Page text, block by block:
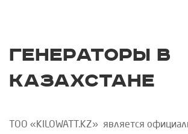
Генераторы в
Казахстане
ТОО «KILOWATT .KZ» является